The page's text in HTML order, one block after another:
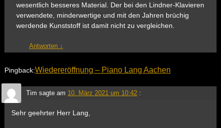
wesentlich besseres Material. Der bei den Lindner-Klavieren
verwendete, minderwertige und mit den Jahren brüchig
werdende Kunststoff ist damit nicht zu vergleichen.
Antworten ↓
Pingback:Wiedereröffnung – Piano Lang Aachen
Tim sagte am 10. März 2021 um 10:42 :
Sehr geehrter Herr Lang,